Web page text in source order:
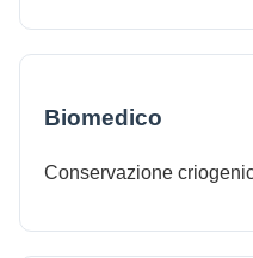
Biomedico
Conservazione